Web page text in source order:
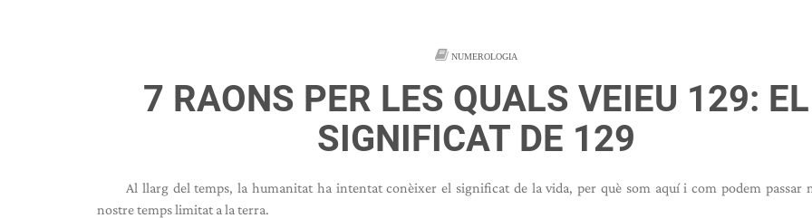
NUMEROLOGIA
7 RAONS PER LES QUALS VEIEU 129: EL
SIGNIFICAT DE 129
Al llarg del temps, la humanitat ha intentat conèixer el significat de la vida, per què som aquí i com podem passar
nostre temps limitat a la terra.